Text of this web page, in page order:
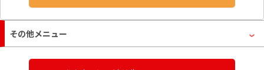
その他メニュー